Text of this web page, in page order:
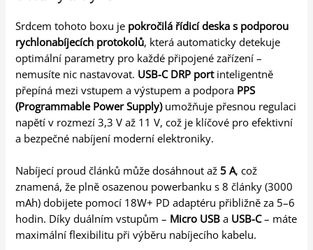
Srdcem tohoto boxu je pokročilá řídicí deska s podporou
rychlonabíjecích protokolů, která automaticky detekuje
optimální parametry pro každé připojené zařízení –
nemusíte nic nastavovat. USB-C DRP portinteligentně
přepíná mezi vstupem a výstupem a podpora PPS
(Programmable Power Supply)umožňuje přesnou regulaci
napětí v rozmezí 3,3 V až 11 V, což je klíčové pro efektivní
a bezpečné nabíjení moderní elektroniky.
Nabíjecí proud článků může dosáhnout až 5 A, což
znamená, že plně osazenou powerbanku s 8 články (3000
mAh) dobijete pomocí 18W+ PD adaptéru přibližně za 5–6
hodin. Díky duálním vstupům – Micro USB a USB-C– máte
maximální flexibilitu při výběru nabíjecího kabelu.